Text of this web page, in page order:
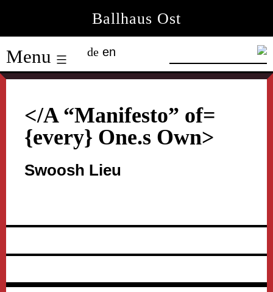
content
Ballhaus Ost
Ballhaus
Ost
Menu de en
</A “Manifesto” of=
{every} One.s Own>
Swoosh Lieu